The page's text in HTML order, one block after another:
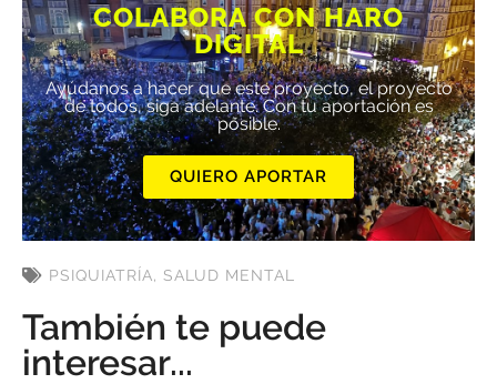
COLABORA CON HARO
DIGITAL
Ayúdanos a hacer que este proyecto, el proyecto
de todos, siga adelante. Con tu aportación es
posible.
QUIERO APORTAR
PSIQUIATRÍA, SALUD MENTAL
También te puede
interesar...